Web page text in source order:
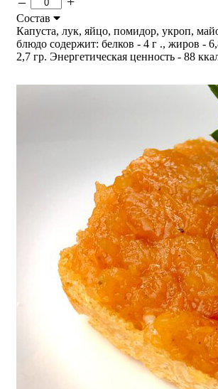
Состав
Капуста, лук, яйцо, помидор, укроп,
блюдо содержит: белков - 4 г ., жиров -
2,7 гр. Энергетическая ценность - 88